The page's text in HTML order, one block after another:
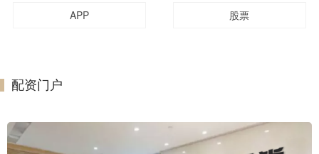
APP 股票
配资门户